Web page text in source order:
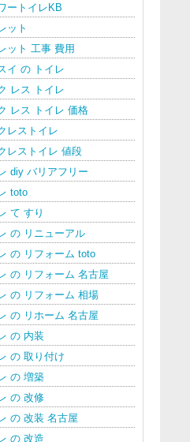
ートイレKB
ット
ット 工事 費用
イ の トイレ
レス トイレ
レス トイレ 価格
レストイレ
レストイレ 値段
diy バリアフリー
toto
て すり
の リニューアル
の リフォーム toto
の リフォーム 名古屋
の リフォーム 相場
の リホーム 名古屋
の 内装
の 取り付け
の 増築
の 改修
の 改装 名古屋
の 改造